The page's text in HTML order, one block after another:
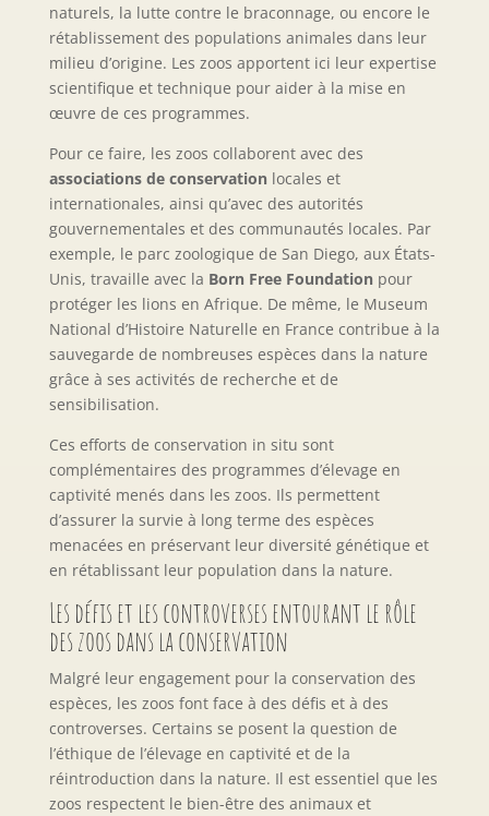
naturels, la lutte contre le braconnage, ou encore le
rétablissement des populations animales dans leur
milieu d’origine. Les zoos apportent ici leur expertise
scientifique et technique pour aider à la mise en
œuvre de ces programmes.
Pour ce faire, les zoos collaborent avec des
associations de conservation locales et
internationales, ainsi qu’avec des autorités
gouvernementales et des communautés locales. Par
exemple, le parc zoologique de San Diego, aux États-
Unis, travaille avec la Born Free Foundation pour
protéger les lions en Afrique. De même, le Museum
National d’Histoire Naturelle en France contribue à la
sauvegarde de nombreuses espèces dans la nature
grâce à ses activités de recherche et de
sensibilisation.
Ces efforts de conservation in situ sont
complémentaires des programmes d’élevage en
captivité menés dans les zoos. Ils permettent
d’assurer la survie à long terme des espèces
menacées en préservant leur diversité génétique et
en rétablissant leur population dans la nature.
Les défis et les controverses entourant le rôle
des zoos dans la conservation
Malgré leur engagement pour la conservation des
espèces, les zoos font face à des défis et à des
controverses. Certains se posent la question de
l’éthique de l’élevage en captivité et de la
réintroduction dans la nature. Il est essentiel que les
zoos respectent le bien-être des animaux et